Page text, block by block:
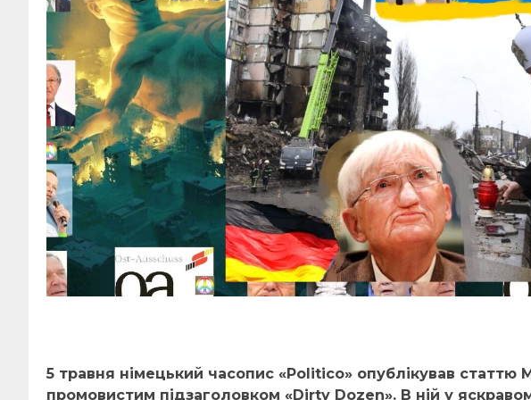
5 травня німецький часопис «Politico» опублікував статтю
промовистим підзаголовком «Dirty Dozen». В ній у